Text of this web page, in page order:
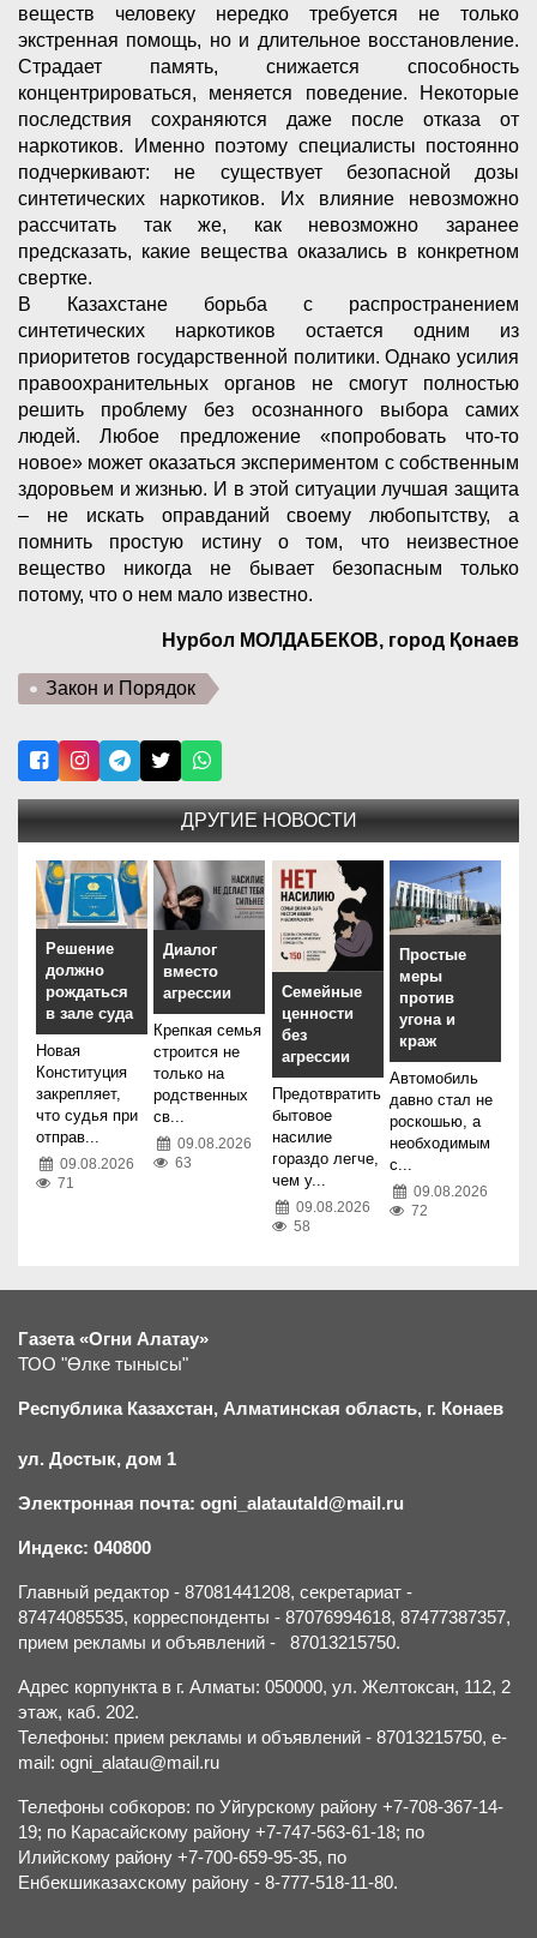
веществ человеку нередко требуется не только
экстренная помощь, но и длительное восстановление.
Страдает память, снижается способность
концентрироваться, меняется поведение. Некоторые
последствия сохраняются даже после отказа от
наркотиков. Именно поэтому специалисты постоянно
подчеркивают: не существует безопасной дозы
синтетических наркотиков. Их влияние невозможно
рассчитать так же, как невозможно заранее
предсказать, какие вещества оказались в конкретном
свертке.
В Казахстане борьба с распространением
синтетических наркотиков остается одним из
приоритетов государственной политики. Однако усилия
правоохранительных органов не смогут полностью
решить проблему без осознанного выбора самих
людей. Любое предложение «попробовать что-то
новое» может оказаться экспериментом с собственным
здоровьем и жизнью. И в этой ситуации лучшая защита
– не искать оправданий своему любопытству, а
помнить простую истину о том, что неизвестное
вещество никогда не бывает безопасным только
потому, что о нем мало известно.
Нурбол МОЛДАБЕКОВ, город Қонаев
Закон и Порядок
ДРУГИЕ НОВОСТИ
Решение
должно
рождаться
в зале суда
Новая
Конституция
закрепляет,
что судья при
отправ...
09.08.2026
71
Диалог
вместо
агрессии
Крепкая семья
строится не
только на
родственных
св...
09.08.2026
63
Семейные
ценности
без
агрессии
Предотвратить
бытовое
насилие
гораздо легче,
чем у...
09.08.2026
58
Простые
меры
против
угона и
краж
Автомобиль
давно стал не
роскошью, а
необходимым
с...
09.08.2026
72
Газета «Огни Алатау»
ТОО "Өлке тынысы"
Республика Казахстан, Алматинская область, г. Конаев
ул. Достык, дом 1
Электронная почта: ogni_alatautald@mail.ru
Индекс: 040800
Главный редактор - 87081441208, секретариат -
87474085535, корреспонденты - 87076994618, 87477387357,
прием рекламы и объявлений - 87013215750.
Адрес корпункта в г. Алматы: 050000, ул. Желтоксан, 112, 2
этаж, каб. 202.
Телефоны: прием рекламы и объявлений - 87013215750, e-
mail: ogni_alatau@mail.ru
Телефоны собкоров: по Уйгурскому району +7-708-367-14-
19; по Карасайскому району +7-747-563-61-18; по
Илийскому району +7-700-659-95-35, по
Енбекшиказахскому району - 8-777-518-11-80.